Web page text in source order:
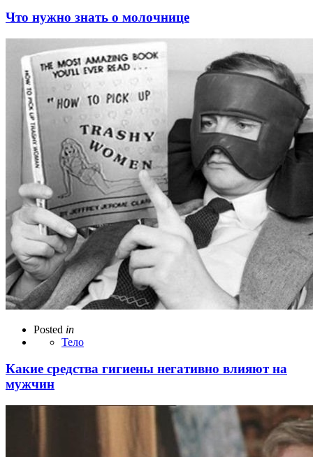
Что нужно знать о молочнице
Posted in
Тело
Какие средства гигиены негативно влияют на
мужчин